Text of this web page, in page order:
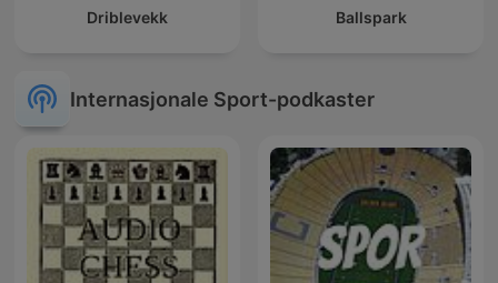
Driblevekk Ballspark
Internasjonale Sport-podkaster